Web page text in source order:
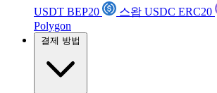
USDT BEP20
스왑 USDC ERC20
Polygon
결제 방법